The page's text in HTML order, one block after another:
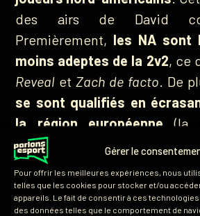
Gérer le
Pour offrir les meilleures expériences, nous
telles que les cookies pour stocker et/ou
appareils. Le fait de consentir à ces
des données telles que le comportement de
des airs de David
Premièrement, les NA sont
moins adeptes de la 2v2, ce
Reveal et Zach de facto . De
se sont qualifiés en
la région européenne (la
compétitive en 2s), tandis
SSG s’est fait peur dans une
Si la hiérarchie est
franco-belge devrait